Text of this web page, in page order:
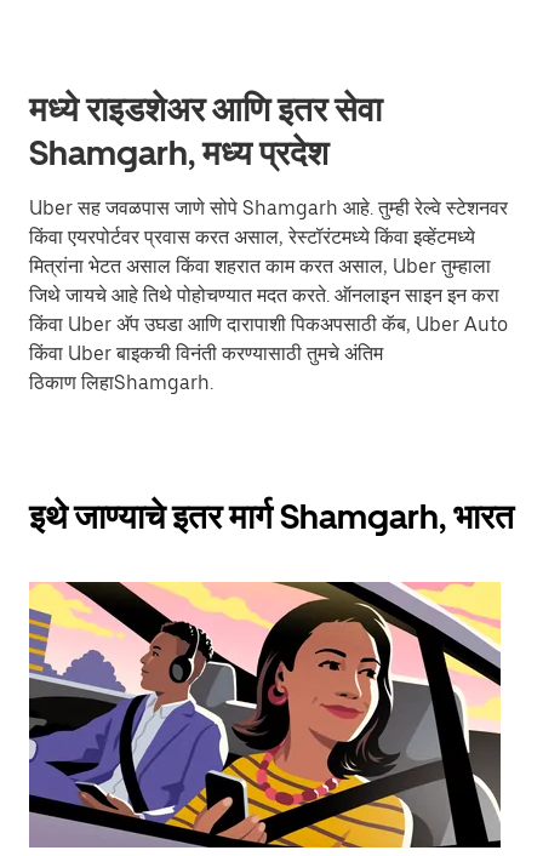
मध्ये राइडशेअर आणि इतर सेवा
Shamgarh, मध्य प्रदेश
Uber सह जवळपास जाणे सोपे Shamgarh आहे. तुम्ही रेल्वे स्टेशनवर
किंवा एयरपोर्टवर प्रवास करत असाल, रेस्टॉरंटमध्ये किंवा इव्हेंटमध्ये
मित्रांना भेटत असाल किंवा शहरात काम करत असाल, Uber तुम्हाला
जिथे जायचे आहे तिथे पोहोचण्यात मदत करते. ऑनलाइन साइन इन करा
किंवा Uber अ‍ॅप उघडा आणि दारापाशी पिकअपसाठी कॅब, Uber Auto
किंवा Uber बाइकची विनंती करण्यासाठी तुमचे अंतिम
ठिकाण लिहाShamgarh.
इथे जाण्याचे इतर मार्ग Shamgarh, भारत